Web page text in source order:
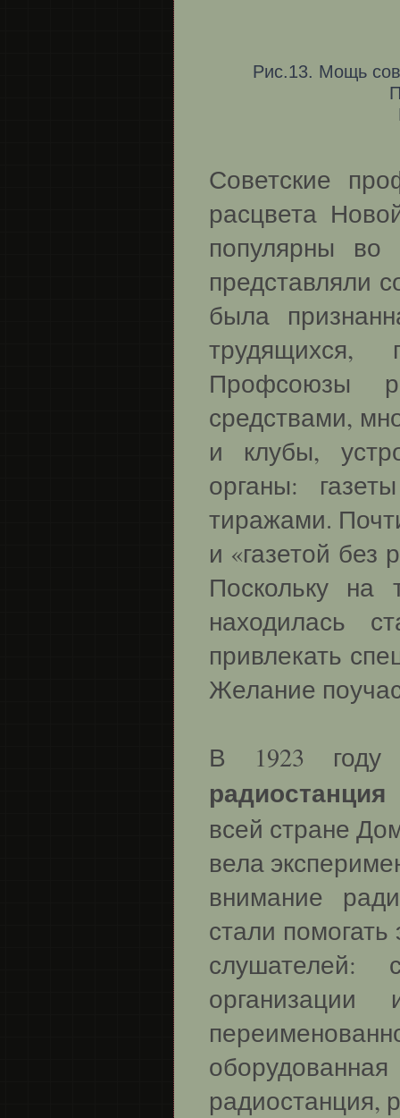
Рис.13. Мощь
Советские
расцвета
популярны во
представляли
была
трудящихся,
Профсоюзы
средствами,
и клубы,
органы:
тиражами.
и «газетой
Поскольку
находилась
привлекать
Желание
В 1923 году
всей стране
вела
внимание
стали
радиостанция,